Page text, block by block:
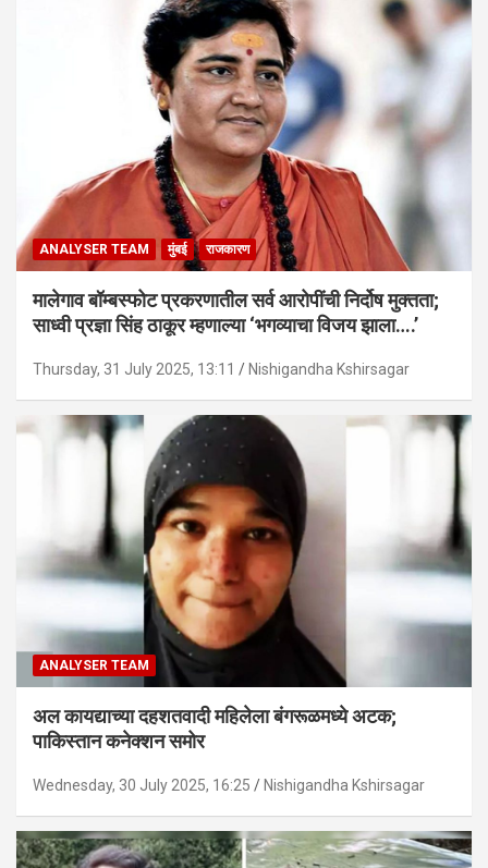
ANALYSER TEAM मुंबई राजकारण
मालेगाव बॉम्बस्फोट प्रकरणातील सर्व आरोपींची निर्दोष मुक्तता;
साध्वी प्रज्ञा सिंह ठाकूर म्हणाल्या ‘भगव्याचा विजय झाला….’
Thursday, 31 July 2025, 13:11 Nishigandha Kshirsagar
ANALYSER TEAM
अल कायद्याच्या दहशतवादी महिलेला बंगरूळमध्ये अटक;
पाकिस्तान कनेक्शन समोर
Wednesday, 30 July 2025, 16:25 Nishigandha Kshirsagar